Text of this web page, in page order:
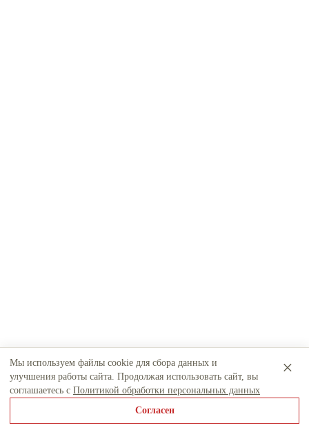
Выбрать
отмена
другие категории
Мы используем файлы cookie для сбора данных и
улучшения работы сайта. Продолжая использовать сайт, вы
соглашаетесь с Политикой обработки персональных данных
Согласен
×